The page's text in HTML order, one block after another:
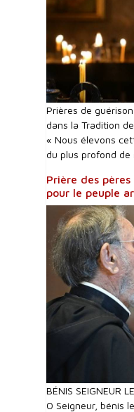
Prières de
dans la Tradition
« Nous élevons
du plus profond de
Prière des
pour le peuple
BÉNIS SEIGNEUR
O Seigneur, bénis